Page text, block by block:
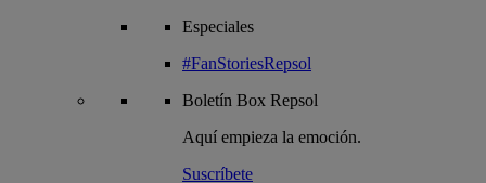
Especiales
#FanStoriesRepsol
Boletín Box Repsol
Aquí empieza la emoción.
Suscríbete